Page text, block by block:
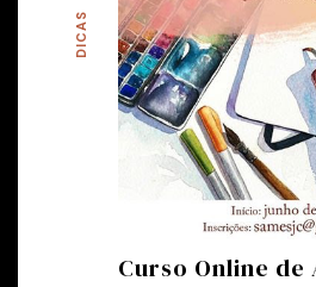
DICAS
Curso Online